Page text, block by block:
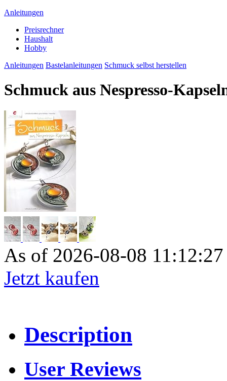
Anleitungen
Preisrechner
Haushalt
Hobby
Anleitungen Bastelanleitungen Schmuck selbst herstellen
Schmuck aus Nespresso-
As of 2026-08-08
Jetzt kaufen
Description
User Reviews